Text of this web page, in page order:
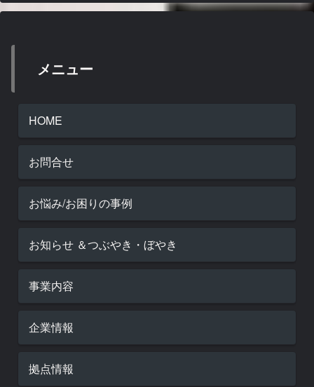
メニュー
HOME
お問合せ
お悩み/お困りの事例
お知らせ ＆つぶやき・ぼやき
事業内容
企業情報
拠点情報